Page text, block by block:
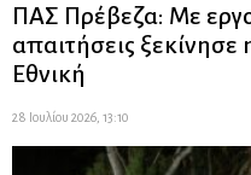
ΠΑΣ Πρέβεζα: Με
απαιτήσεις ξεκίνησε
Εθνική
28 Ιουλίου 2026, 13:10